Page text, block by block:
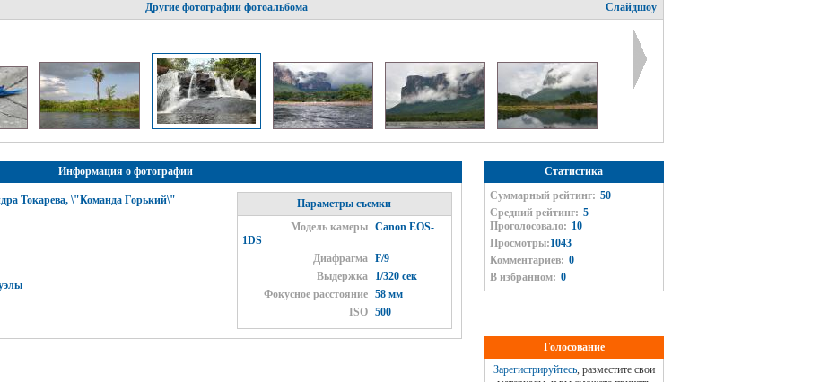
Другие фотографии фотоальбома Слайдшоу
Информация о фотографии
Токарева, \"Команда Горький\"
Параметры съемки
Модель камеры
Canon EOS-
1DS
Диафрагма
F/9
Выдержка
1/320 сек
Фокусное расстояние
58 мм
ISO
500
Статистика
Суммарный рейтинг: 50
Средний рейтинг: 5
Проголосовало: 10
Просмотры:1043
Комментариев: 0
В избранном: 0
Голосование
Зарегистрируйтесь, разместите свои